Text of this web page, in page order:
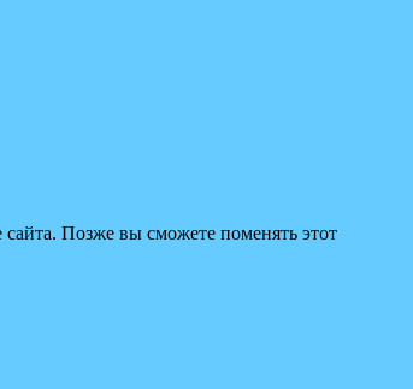
Позже вы сможете поменять этот